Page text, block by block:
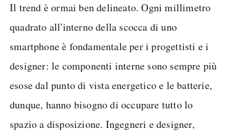
Il trend è ormai ben delineato. Ogni millimetro
quadrato all'interno della scocca di uno
smartphone è fondamentale per i progettisti e i
designer: le componenti interne sono sempre più
esose dal punto di vista energetico e le batterie,
dunque, hanno bisogno di occupare tutto lo
spazio a disposizione. Ingegneri e designer,